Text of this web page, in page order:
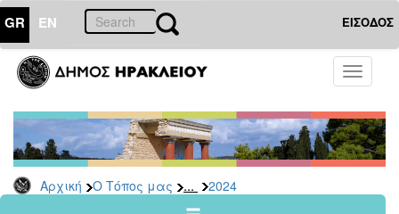
GR EN ΕΙΣΟΔΟΣ
Toggle
Αρχική Ο Τόπος μας ... 2024
ΤΟΠΟΣ
ΜΑΣ
Ανακοινώσεις
Αρχείο
2026